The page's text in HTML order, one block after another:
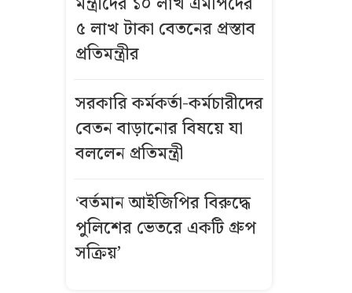
বিস্ফোরণে একই
পরিবারের
গ্রিসে দুই
শতাধিক
অভিবাসী উদ্ধার,
অধিকাংশই
বাংলাদেশি
৫ লাখ টাকা বেতনের প্রস্তাব
প্রতিমন্ত্রীর
সরকারি কর্মকর্তা-কর্মচারীদের
বেতন বাড়ানোর বিষয়ে যা
বললেন প্রতিমন্ত্রী
‘বর্তমান আইজিপির বিরুদ্ধে
পুলিশের ভেতরে একটি গ্রুপ
সক্রিয়’